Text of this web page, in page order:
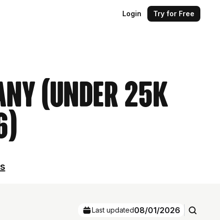
Login Try for Free
(Under 25k
Last updated08/01/2026